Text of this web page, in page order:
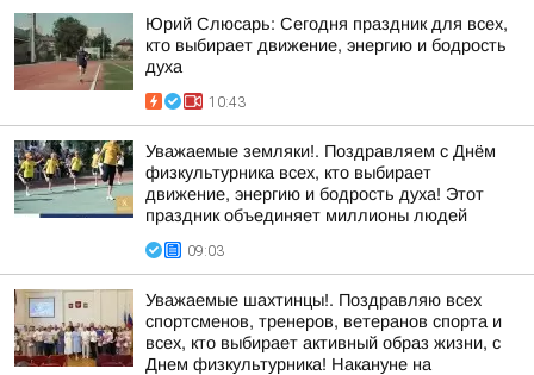
Юрий Слюсарь: Сегодня праздник для всех,
кто выбирает движение, энергию и бодрость
духа
10:43
Уважаемые земляки!. Поздравляем с Днём
физкультурника всех, кто выбирает
движение, энергию и бодрость духа! Этот
праздник объединяет миллионы людей
09:03
Уважаемые шахтинцы!. Поздравляю всех
спортсменов, тренеров, ветеранов спорта и
всех, кто выбирает активный образ жизни, с
Днем физкультурника! Накануне на